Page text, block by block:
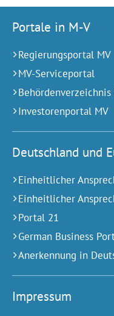
Portale in M-V
Regierungsportal MV
MV-Serviceportal
Behördenverzeichnis
Investorenportal MV
Deutschland und
Einheitlicher
Einheitlicher
Portal 21
German Business
Anerkennung in
Impressum